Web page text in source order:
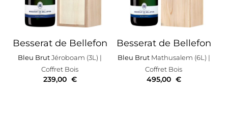
Besserat de Bellefon
Bleu BrutJéroboam (3L) |
Coffret Bois
239,00 €
Besserat de Bellefon
Bleu BrutMathusalem (6L) |
Coffret Bois
495,00 €